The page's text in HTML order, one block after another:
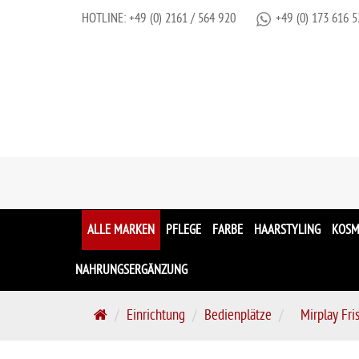
HOTLINE: +49 (0) 2161 / 564 920 +49 (0) 173 616
ALLE MARKEN PFLEGE FARBE HAARSTYLING
NAHRUNGSERGÄNZUNG
S
Einrichtung Bedienplätze Mirplay